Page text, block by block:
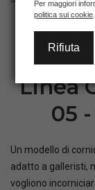
Linea
05
Un modello di
adatto a galleristi,
vogliono
Per maggiori
politica sui cookie
Rifiuta